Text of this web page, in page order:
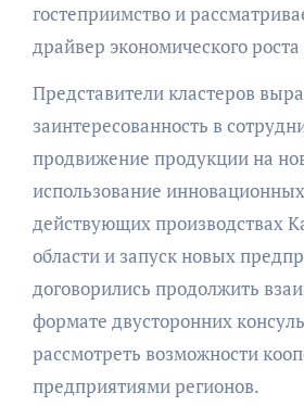
гостеприимство и
драйвер экономического
Представители кластеров
заинтересованность в
продвижение продукции на
использование
действующих производствах
области и запуск новых
договорились продолжить
формате двусторонних
рассмотреть возможности
предприятиями регионов.